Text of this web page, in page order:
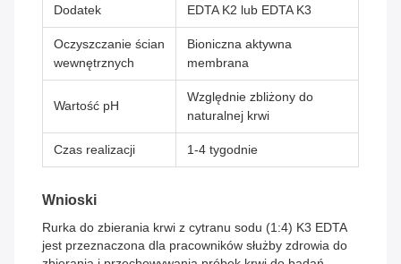
Dodatek EDTA K2 lub EDTA K3
Oczyszczanie ścian
wewnętrznych
Bioniczna aktywna
membrana
Wartość pH
Względnie zbliżony do
naturalnej krwi
Czas realizacji 1-4 tygodnie
Wnioski
Rurka do zbierania krwi z cytranu sodu (1:4) K3 EDTA
jest przeznaczona dla pracowników służby zdrowia do